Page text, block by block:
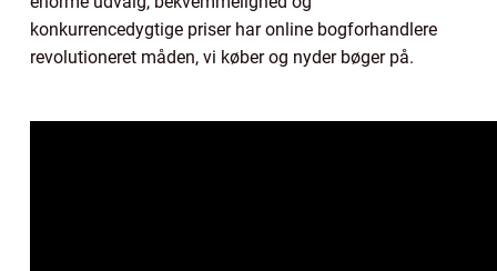
konkurrencedygtige priser har online bogforhandlere
revolutioneret måden, vi køber og nyder bøger på.